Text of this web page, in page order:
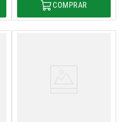
COMPRAR